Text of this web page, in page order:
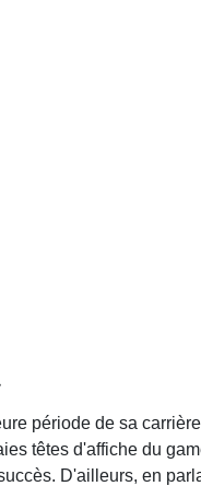
période de sa
têtes d'affiche du
D'ailleurs, en